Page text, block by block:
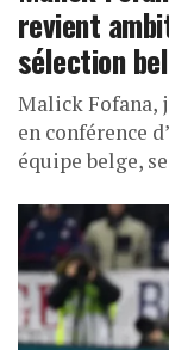
revient
sélection
Malick Fofana,
en conférence
équipe belge,